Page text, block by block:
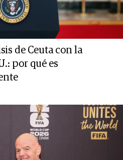
de Ceuta con la
por qué es